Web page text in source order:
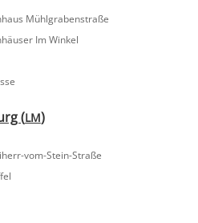
Mühlgrabenstraße
Im Winkel
(LM)
vom-Stein-Straße